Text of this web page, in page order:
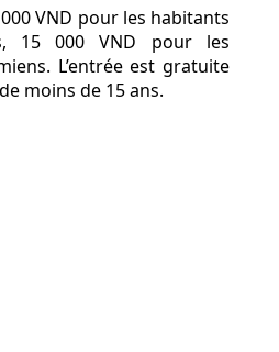
VND pour les habitants
15 000 VND pour les
L’entrée est gratuite
moins de 15 ans.